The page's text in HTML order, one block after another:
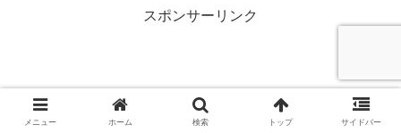
スポンサーリンク
メニュー ホーム 検索 トップ サイドバー